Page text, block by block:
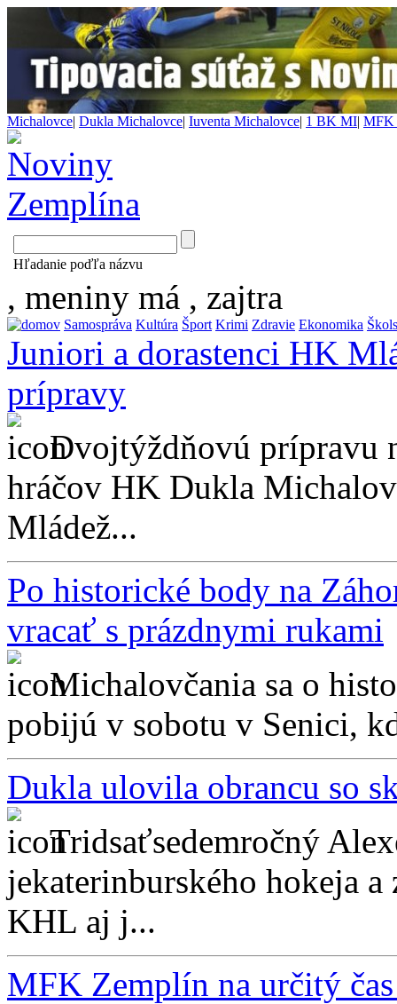
Michalovce| Dukla Michalovce| Iuventa Michalovce| 1 BK MI| MFK
Hľadanie poďľa názvu
, meniny má , zajtra
Samospráva Kultúra Šport Krimi Zdravie Ekonomika
Juniori a dorastenci HK
prípravy
Dvojtýždňovú prípravu
hráčov HK Dukla
Mládež...
Po historické body na
vracať s prázdnymi rukami
Michalovčania sa o
pobijú v sobotu v Senici,
Dukla ulovila obrancu so
Tridsaťsedemročný
jekaterinburského hokeja
KHL aj j...
MFK Zemplín na určitý čas